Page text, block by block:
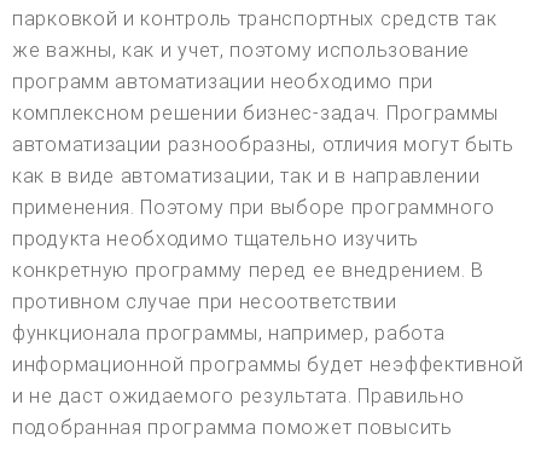
парковкой и контроль транспортных средств так
же важны, как и учет, поэтому использование
программ автоматизации необходимо при
комплексном решении бизнес-задач. Программы
автоматизации разнообразны, отличия могут быть
как в виде автоматизации, так и в направлении
применения. Поэтому при выборе программного
продукта необходимо тщательно изучить
конкретную программу перед ее внедрением. В
противном случае при несоответствии
функционала программы, например, работа
информационной программы будет неэффективной
и не даст ожидаемого результата. Правильно
подобранная программа поможет повысить